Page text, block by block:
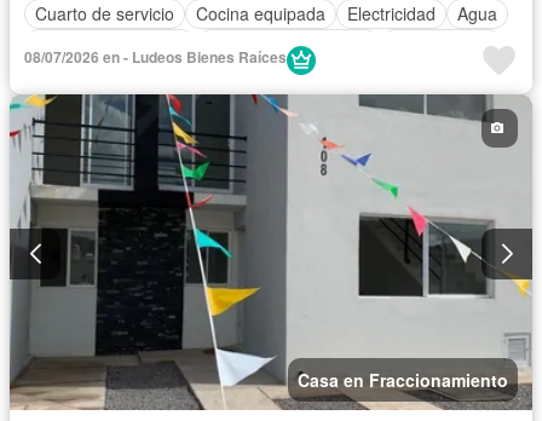
Cuarto de servicio
Cocina equipada Electricidad
Agua
Recámara con closet Sin amueblar
08/07/2026 en - Ludeos Bienes Raíces
Casa en Fraccionamiento